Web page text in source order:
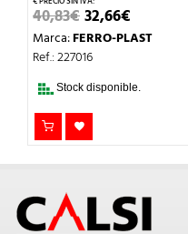
40,83€EL
PRECIO
ORIGINAL
ERA:
32,66€PRECIO
ACTUAL
Marca:FERRO-PLAST
Ref.: 227016
Stock disponible.